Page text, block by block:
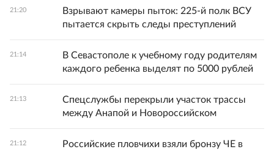
21:20
Взрывают камеры пыток: 225-й полк ВСУ
пытается скрыть следы преступлений
21:14
В Севастополе к учебному году родителям
каждого ребенка выделят по 5000 рублей
21:13
Спецслужбы перекрыли участок трассы
между Анапой и Новороссийском
21:12
Российские пловчихи взяли бронзу ЧЕ в